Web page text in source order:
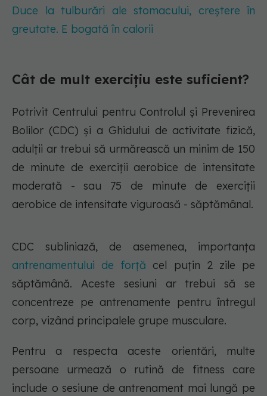
Duce la tulburări ale stomacului, creștere în
greutate. E bogată în calorii
Cât de mult exercițiu este suficient?
Potrivit Centrului pentru Controlul și Prevenirea
Bolilor (CDC) și a Ghidului de activitate fizică,
adulții ar trebui să urmărească un minim de 150
de minute de exerciții aerobice de intensitate
moderată - sau 75 de minute de exerciții
aerobice de intensitate viguroasă - săptămânal.
CDC subliniază, de asemenea, importanța
antrenamentului de forță cel puțin 2 zile pe
săptămână. Aceste sesiuni ar trebui să se
concentreze pe antrenamente pentru întregul
corp, vizând principalele grupe musculare.
Pentru a respecta aceste orientări, multe
persoane urmează o rutină de fitness care
include o sesiune de antrenament mai lungă pe